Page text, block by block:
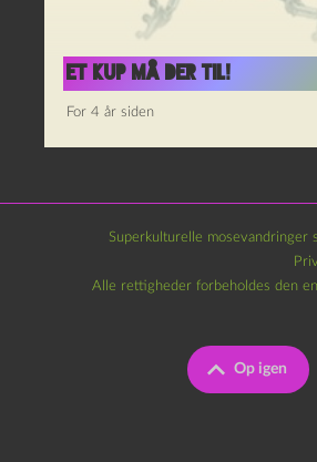
Et kup må der til!
For 4 år siden
Superkulturelle mosevandringer
Op igen
Alle rettigheder forbeholdes den